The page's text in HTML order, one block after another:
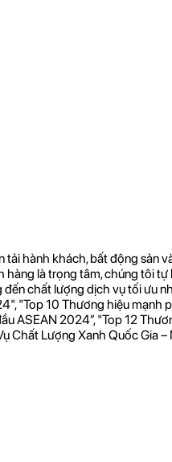
hành khách, bất động sản
là trọng tâm, chúng tôi
chất lượng dịch vụ tối ưu
"Top 10 Thương hiệu mạnh
ASEAN 2024”, "Top 12
Chất Lượng Xanh Quốc Gia